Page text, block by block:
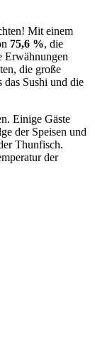
Mit einem
75,6 %, die
Erwähnungen
die große
das Sushi und die
Einige Gäste
der Speisen und
Thunfisch.
der